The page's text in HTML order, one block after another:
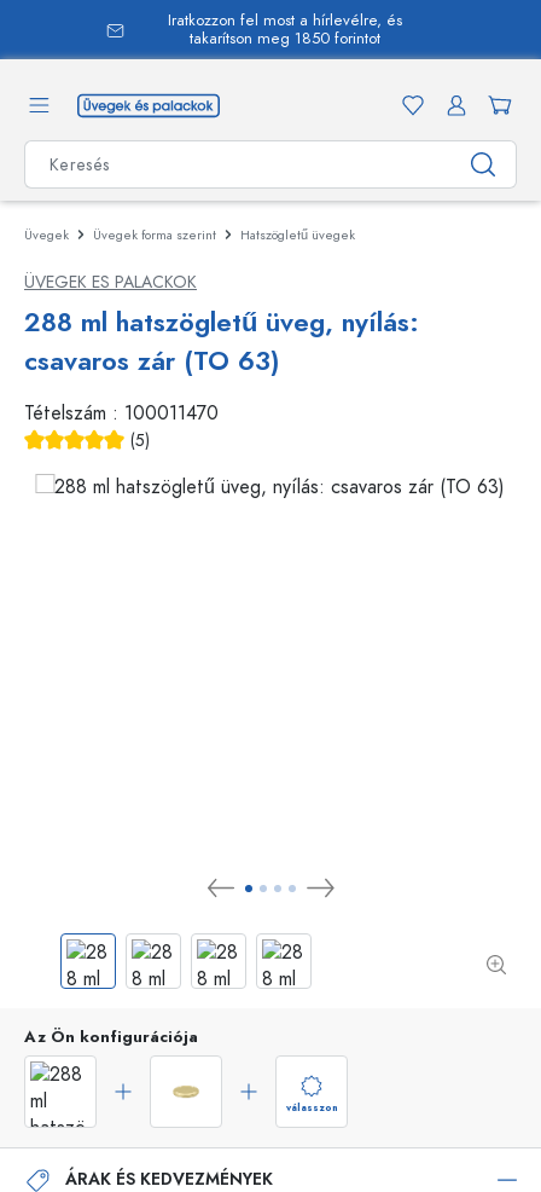
Iratkozzon fel most a hírlevélre, és
takarítson meg 1850 forintot
Üvegek Üvegek forma szerint Hatszögletű üvegek
ÜVEGEK ES PALACKOK
288 ml hatszögletű üveg, nyílás:
csavaros zár (TO 63)
Tételszám : 100011470
(5)
Az Ön konfigurációja
válasszon
ÁRAK ÉS KEDVEZMÉNYEK